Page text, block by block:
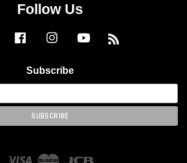
Follow Us
Twitter Facebook Instagram YouTube
Subscribe
Visa Master